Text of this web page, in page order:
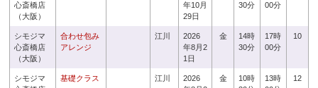
心斎橋店
（大阪）
年10月
29日
30分
00分
シモジマ
心斎橋店
（大阪）
合わせ包み
アレンジ
江川
2026
年8月2
1日
金
14時
30分
17時
00分
10
シモジマ
基礎クラス 江川
2026
金
10時
13時
12